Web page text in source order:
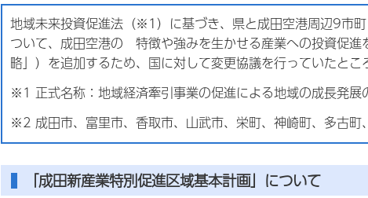
地域未来投資促進法（※1）に基づき、県と成田空港周辺9市
ついて、成田空港の 特徴や強みを生かせる産業への投資促
略」）を追加するため、国に対して変更協議を行っていたとこ
※1 正式名称：地域経済牽引事業の促進による地域の成長発展
※2 成田市、富里市、香取市、山武市、栄町、神崎町、多古町
「成田新産業特別促進区域基本計画」について